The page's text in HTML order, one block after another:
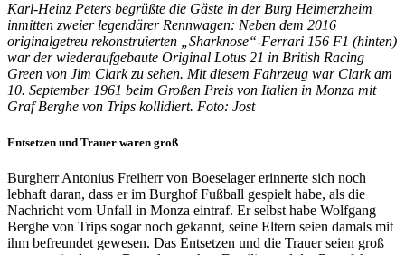
Karl-Heinz Peters begrüßte die Gäste in der Burg Heimerzheim
inmitten zweier legendärer Rennwagen: Neben dem 2016
originalgetreu rekonstruierten „Sharknose“-Ferrari 156 F1 (hinten)
war der wiederaufgebaute Original Lotus 21 in British Racing
Green von Jim Clark zu sehen. Mit diesem Fahrzeug war Clark am
10. September 1961 beim Großen Preis von Italien in Monza mit
Graf Berghe von Trips kollidiert. Foto: Jost
Entsetzen und Trauer waren groß
Burgherr Antonius Freiherr von Boeselager erinnerte sich noch
lebhaft daran, dass er im Burghof Fußball gespielt habe, als die
Nachricht vom Unfall in Monza eintraf. Er selbst habe Wolfgang
Berghe von Trips sogar noch gekannt, seine Eltern seien damals mit
ihm befreundet gewesen. Das Entsetzen und die Trauer seien groß